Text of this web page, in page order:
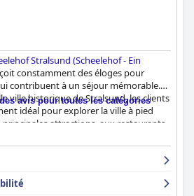
Stralsund (Scheelehof - Ein
constamment des éloges pour
contribuent à un séjour mémorable.
ville historique de Stralsund, les clients
idéal pour explorer la ville à pied
principales attractions, aux restaurants
serein et la connexion aux
aux parkings améliorent encore la
est loué pour sa qualité et sa variété,
avis pour toutes les catégories